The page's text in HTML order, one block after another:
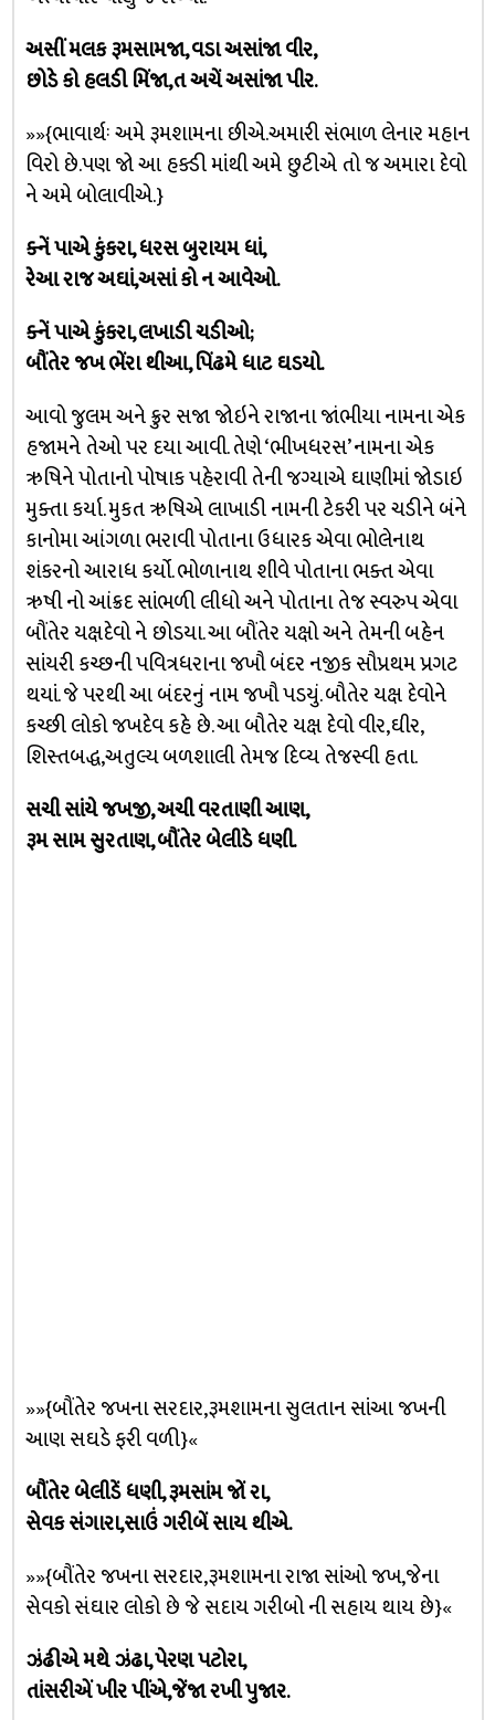
અસીં મલક રૂમસામજા, વડા અસાંજા વીર,
છોડે કો હલડી મિંજા,ત અચેં અસાંજા પીર.
»»{ભાવાર્થઃ અમે રૂમશામના છીએ.અમારી સંભાળ લેનાર મહાન
વિરો છે.પણ જો આ હક્ડી માંથી અમે છુટીએ તો જ અમારા દેવો
ને અમે બોલાવીએ.}
ક્નેં પાએ કુંકરા, ધરસ બુરાયમ ધાં,
રેઆ રાજ અઘાં,અસાં કો ન આવેઓ.
ક્નેં પાએ કુંકરા, લખાડી ચડીઓ;
બૌંતેર જખ ભેંરા થીઆ, પિંઢમે ધાટ ઘડયો.
આવો જુલમ અને ક્રુર સજા જોઇને રાજાના જાંભીયા નામના એક
હજામને તેઓ પર દયા આવી. તેણે ‘ભીખધરસ’ નામના એક
ઋષિને પોતાનો પોષાક પહેરાવી તેની જગ્યાએ ઘાણીમાં જોડાઇ
મુક્તા કર્યા. મુકત ઋષિએ લાખાડી નામની ટેકરી પર ચડીને બંને
કાનોમા આંગળા ભરાવી પોતાના ઉધારક એવા ભોલેનાથ
શંકરનો આરાધ કર્યો. ભોળાનાથ શીવે પોતાના ભક્ત એવા
ઋષી નો આંક્રદ સાંભળી લીધો અને પોતાના તેજ સ્વરુપ એવા
બૌંતેર યક્ષદેવો ને છોડયા. આ બૌંતેર યક્ષો અને તેમની બહેન
સાંયરી કચ્છની પવિત્રધરાના જખૌ બંદર નજીક સૌપ્રથમ પ્રગટ
થયાં. જે પરથી આ બંદરનું નામ જખૌ પડયું. બૌતેર યક્ષ દેવોને
કચ્છી લોકો જખદેવ કહે છે. આ બૌતેર યક્ષ દેવો વીર,ઘીર,
શિસ્તબદ્ધ,અતુલ્ય બળશાલી તેમજ દિવ્ય તેજસ્વી હતા.
સચી સાંયે જખજી, અચી વરતાણી આણ,
રૂમ સામ સુરતાણ, બૌંતેર બેલીડે ધણી.
»»{બૌંતેર જખના સરદાર,રૂમશામના સુલતાન સાંઆ જખની
આણ સઘડે ફરી વળી}«
બૌંતેર બેલીડેં ધણી, રૂમસાંમ જોં રા,
સેવક સંગારા,સાઉં ગરીબેં સાય થીએ.
»»{બૌંતેર જખના સરદાર,રૂમશામના રાજા સાંઓ જખ,જેના
સેવકો સંઘાર લોકો છે જે સદાય ગરીબો ની સહાય થાય છે}«
ઝંઢીએ મથે ઝંઢા, પેરણ પટોરા,
તાંસરીએં ખીર પીંએ,જેંજા રખી પુજાર.